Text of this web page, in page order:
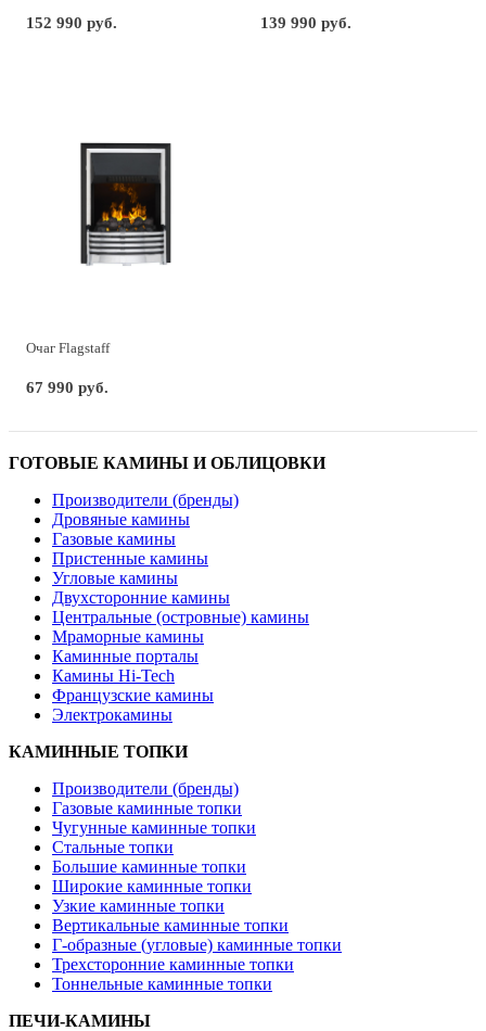
152 990 руб. 139 990 руб.
Очаг Flagstaff
67 990 руб.
ГОТОВЫЕ КАМИНЫ И ОБЛИЦОВКИ
Производители (бренды)
Дровяные камины
Газовые камины
Пристенные камины
Угловые камины
Двухсторонние камины
Центральные (островные) камины
Мраморные камины
Каминные порталы
Камины Hi-Tech
Французские камины
Электрокамины
КАМИННЫЕ ТОПКИ
Производители (бренды)
Газовые каминные топки
Чугунные каминные топки
Стальные топки
Большие каминные топки
Широкие каминные топки
Узкие каминные топки
Вертикальные каминные топки
Г-образные (угловые) каминные топки
Трехсторонние каминные топки
Тоннельные каминные топки
ПЕЧИ-КАМИНЫ